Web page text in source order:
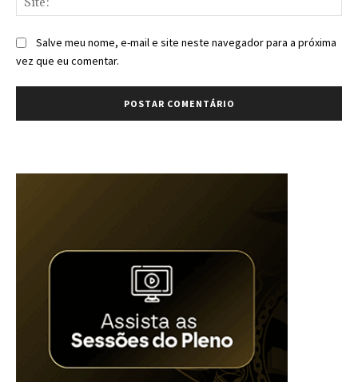
Salve meu nome, e-mail e site neste navegador para a próxima
vez que eu comentar.